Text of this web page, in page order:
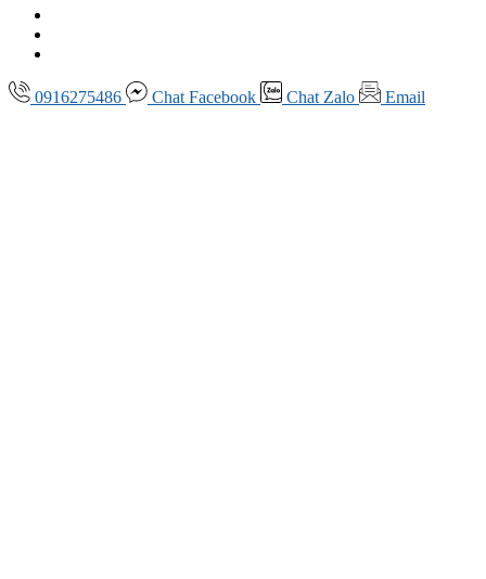
0916275486 Chat Facebook Chat Zalo Email